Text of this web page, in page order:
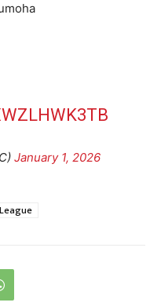
January 1, 2026